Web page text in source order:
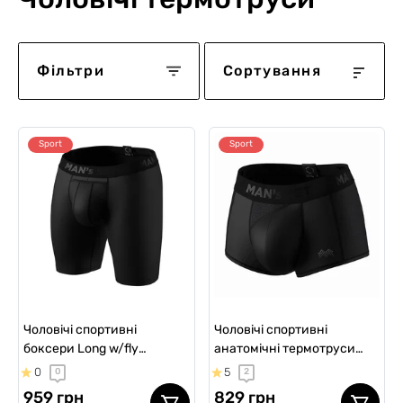
Фільтри Сортування
Sport
Чоловічі спортивні
боксери Long w/fly
Cooltech, чорний
0 0
959 грн
Sport
Чоловічі спортивні
анатомічні термотруси
Sport w/skew fly Cooltech
Light, чорний
5 2
829 грн